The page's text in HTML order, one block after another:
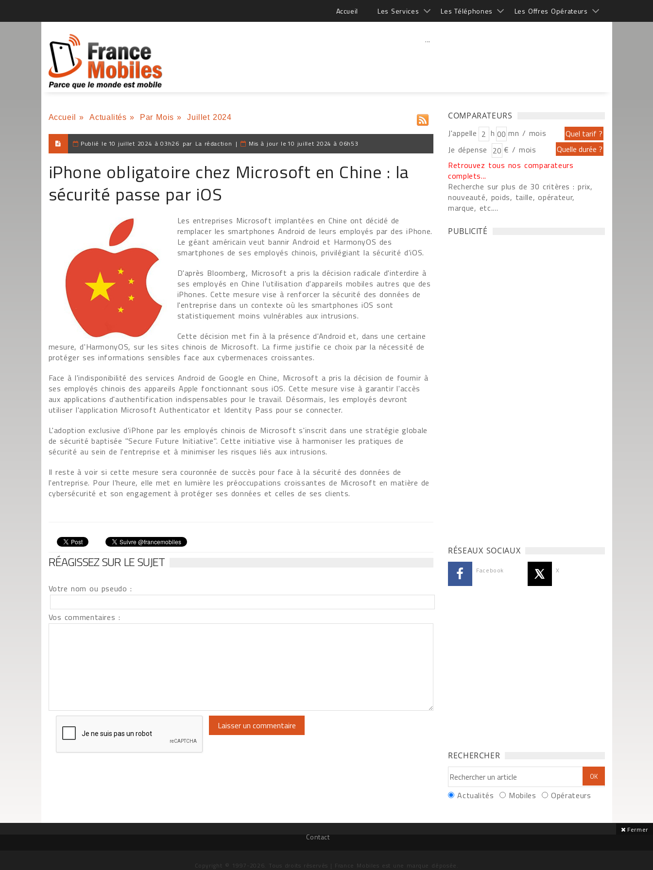
Accueil Les Services Les Téléphones Les Offres Opérateurs
...
Accueil » Actualités » Par Mois » Juillet 2024
Publié le 10 juillet 2024 à 03h26 par La rédaction | Mis à jour le 10 juillet 2024 à 06h53
iPhone obligatoire chez Microsoft en Chine : la
sécurité passe par iOS
Les entreprises Microsoft implantées en Chine ont décidé de
remplacer les smartphones Android de leurs employés par des iPhone.
Le géant américain veut bannir Android et HarmonyOS des
smartphones de ses employés chinois, privilégiant la sécurité d'iOS.
D'après Bloomberg, Microsoft a pris la décision radicale d'interdire à
ses employés en Chine l'utilisation d'appareils mobiles autres que des
iPhones. Cette mesure vise à renforcer la sécurité des données de
l'entreprise dans un contexte où les smartphones iOS sont
statistiquement moins vulnérables aux intrusions.
Cette décision met fin à la présence d'Android et, dans une certaine
mesure, d'HarmonyOS, sur les sites chinois de Microsoft. La firme justifie ce choix par la nécessité de
protéger ses informations sensibles face aux cybermenaces croissantes.
Face à l'indisponibilité des services Android de Google en Chine, Microsoft a pris la décision de fournir à
ses employés chinois des appareils Apple fonctionnant sous iOS. Cette mesure vise à garantir l'accès
aux applications d'authentification indispensables pour le travail. Désormais, les employés devront
utiliser l'application Microsoft Authenticator et Identity Pass pour se connecter.
L'adoption exclusive d'iPhone par les employés chinois de Microsoft s'inscrit dans une stratégie globale
de sécurité baptisée "Secure Future Initiative". Cette initiative vise à harmoniser les pratiques de
sécurité au sein de l'entreprise et à minimiser les risques liés aux intrusions.
Il reste à voir si cette mesure sera couronnée de succès pour face à la sécurité des données de
l'entreprise. Pour l'heure, elle met en lumière les préoccupations croissantes de Microsoft en matière de
cybersécurité et son engagement à protéger ses données et celles de ses clients.
RÉAGISSEZ SUR LE SUJET
Votre nom ou pseudo :
Vos commentaires :
COMPARATEURS
J'appelle h
mn / mois
Je dépense
€ / mois
Retrouvez tous nos comparateurs
complets...
Recherche sur plus de 30 critères : prix,
nouveauté, poids, taille, opérateur,
marque, etc....
PUBLICITÉ
RÉSEAUX SOCIAUX
Facebook X
RECHERCHER
Actualités Mobiles Opérateurs
Contact
Copyright © 1997-2026. Tous droits réservés | France Mobiles est une marque déposée.
Fermer